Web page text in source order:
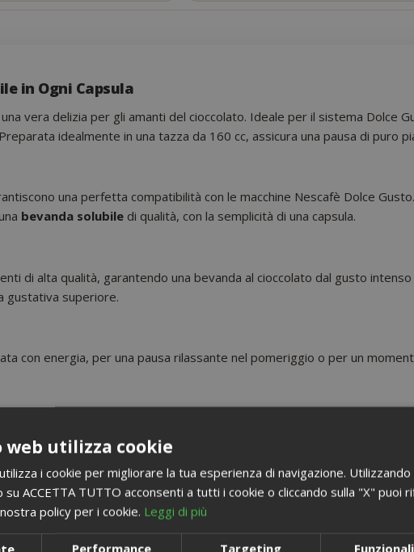
in Ogni Capsula
vera delizia per gli amanti del cioccolato. Ideale per il sistema Dolce
idealmente in una tazza da 160 cc, assicura una pausa di puro
una perfetta compatibilità con le macchine Nescafè Dolce
bevanda solubile di qualità, con la semplicità di una capsula.
di alta qualità, garantendo una bevanda al cioccolato dal gusto
gustativa superiore.
con energia, per una pausa rilassante nel pomeriggio o per un
su Saida Gusto Espresso. Un prodotto che combina gusto, qualità e
bevanda:acquista ora!
web utilizza cookie
i cookie per migliorare la tua esperienza di navigazione.
ACCETTA TUTTO acconsenti a tutti i cookie o cliccando sulla "X" puoi
policy per i cookie. Leggi di più
Performance Targeting